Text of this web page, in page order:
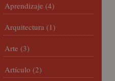
Aprendizaje (4)
Arquitectura (1)
Arte (3)
Artículo (2)